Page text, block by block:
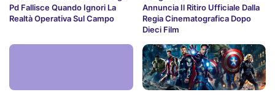
Pd Fallisce Quando Ignori La
Realtà Operativa Sul Campo
Annuncia Il Ritiro Ufficiale Dalla
Regia Cinematografica Dopo
Dieci Film